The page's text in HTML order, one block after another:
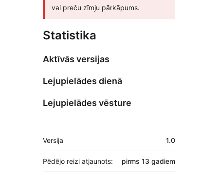
vai preču zīmju pārkāpums.
Statistika
Aktīvās versijas
Lejupielādes dienā
Lejupielādes vēsture
Meta
Versija 1.0
Pēdējo reizi atjaunots: pirms 13 gadiem